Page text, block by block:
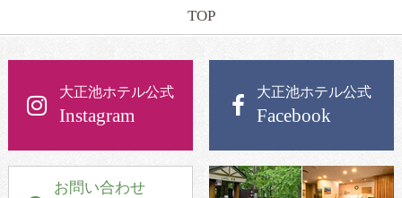
TOP
大正池ホテル公式
Instagram
大正池ホテル公式
Facebook
お問い合わせ